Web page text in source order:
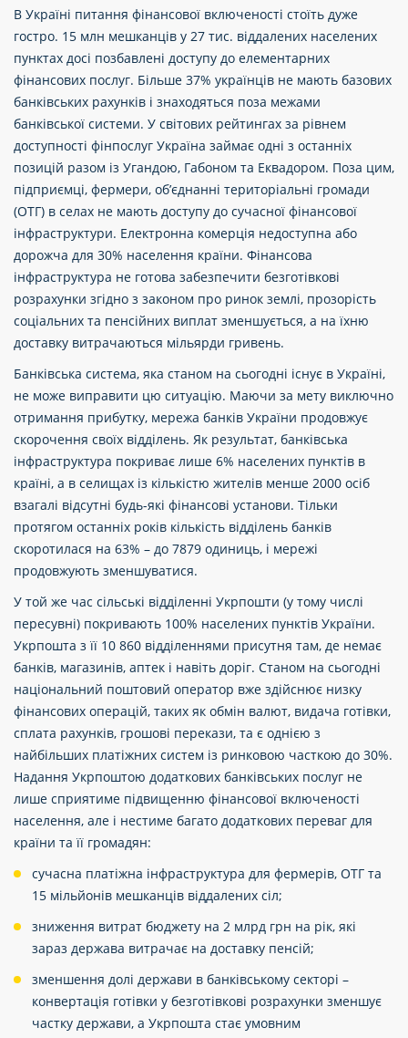
В Україні питання фінансової включеності стоїть дуже
гостро. 15 млн мешканців у 27 тис. віддалених населених
пунктах досі позбавлені доступу до елементарних
фінансових послуг. Більше 37% українців не мають базових
банківських рахунків і знаходяться поза межами
банківської системи. У світових рейтингах за рівнем
доступності фінпослуг Україна займає одні з останніх
позицій разом із Угандою, Габоном та Еквадором. Поза цим,
підприємці, фермери, об’єднанні територіальні громади
(ОТГ) в селах не мають доступу до сучасної фінансової
інфраструктури. Електронна комерція недоступна або
дорожча для 30% населення країни. Фінансова
інфраструктура не готова забезпечити безготівкові
розрахунки згідно з законом про ринок землі, прозорість
соціальних та пенсійних виплат зменшується, а на їхню
доставку витрачаються мільярди гривень.
Банківська система, яка станом на сьогодні існує в Україні,
не може виправити цю ситуацію. Маючи за мету виключно
отримання прибутку, мережа банків України продовжує
скорочення своїх відділень. Як результат, банківська
інфраструктура покриває лише 6% населених пунктів в
країні, а в селищах із кількістю жителів менше 2000 осіб
взагалі відсутні будь-які фінансові установи. Тільки
протягом останніх років кількість відділень банків
скоротилася на 63% – до 7879 одиниць, і мережі
продовжують зменшуватися.
У той же час сільські відділенні Укрпошти (у тому числі
пересувні) покривають 100% населених пунктів України.
Укрпошта з її 10 860 відділеннями присутня там, де немає
банків, магазинів, аптек і навіть доріг. Станом на сьогодні
національний поштовий оператор вже здійснює низку
фінансових операцій, таких як обмін валют, видача готівки,
сплата рахунків, грошові перекази, та є однією з
найбільших платіжних систем із ринковою часткою до 30%.
Надання Укрпоштою додаткових банківських послуг не
лише сприятиме підвищенню фінансової включеності
населення, але і нестиме багато додаткових переваг для
країни та її громадян:
сучасна платіжна інфраструктура для фермерів, ОТГ та
15 мільйонів мешканців віддалених сіл;
зниження витрат бюджету на 2 млрд грн на рік, які
зараз держава витрачає на доставку пенсій;
зменшення долі держави в банківському секторі –
конвертація готівки у безготівкові розрахунки зменшує
частку держави, а Укрпошта стає умовним